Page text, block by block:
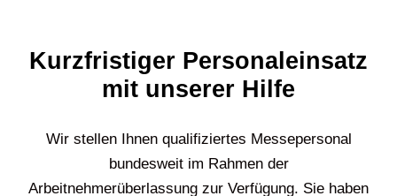
Kurzfristiger Personaleinsatz
mit unserer Hilfe
Wir stellen Ihnen qualifiziertes Messepersonal
bundesweit im Rahmen der
Arbeitnehmerüberlassung zur Verfügung. Sie haben